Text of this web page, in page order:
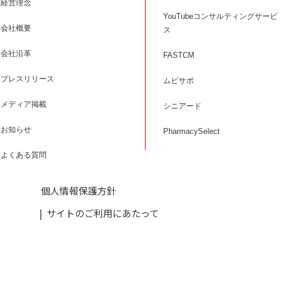
経営理念
会社概要
会社沿革
プレスリリース
メディア掲載
お知らせ
よくある質問
YouTubeコンサルティングサービ
ス
FASTCM
ムビサポ
シニアード
PharmacySelect
個人情報保護方針
サイトのご利用にあたって